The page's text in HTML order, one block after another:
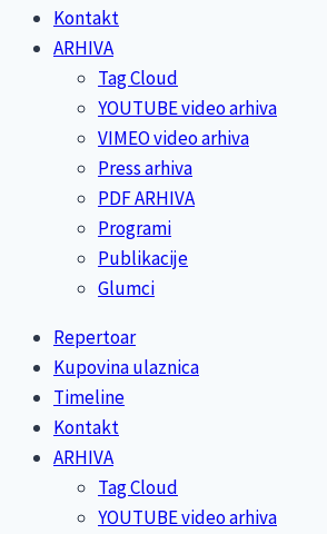
Kontakt
ARHIVA
Tag Cloud
YOUTUBE video arhiva
VIMEO video arhiva
Press arhiva
PDF ARHIVA
Programi
Publikacije
Glumci
Repertoar
Kupovina ulaznica
Timeline
Kontakt
ARHIVA
Tag Cloud
YOUTUBE video arhiva